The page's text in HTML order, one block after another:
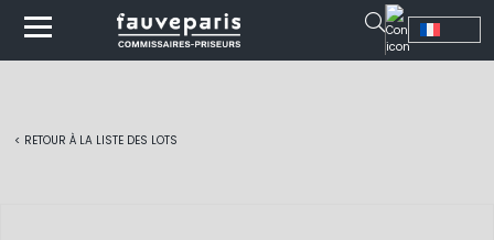
< RETOUR À LA LISTE DES LOTS